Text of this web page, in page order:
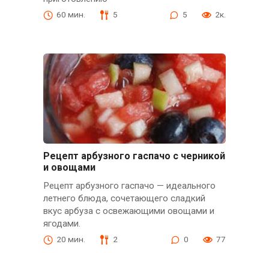
60 мин. 5 5 2к.
Рецепт арбузного гаспачо с черникой
и овощами
Рецепт арбузного гаспачо — идеального
летнего блюда, сочетающего сладкий
вкус арбуза с освежающими овощами и
ягодами.
20 мин. 2 0 77